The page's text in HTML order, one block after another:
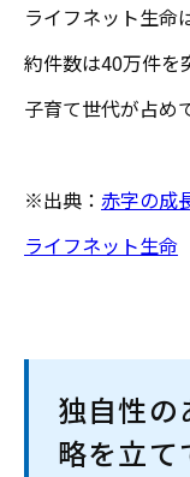
ライフネット生命
約件数は40万件を
子育て世代が占め
※出典： 赤字の成
ライフネット生命
独自性の
略を立て